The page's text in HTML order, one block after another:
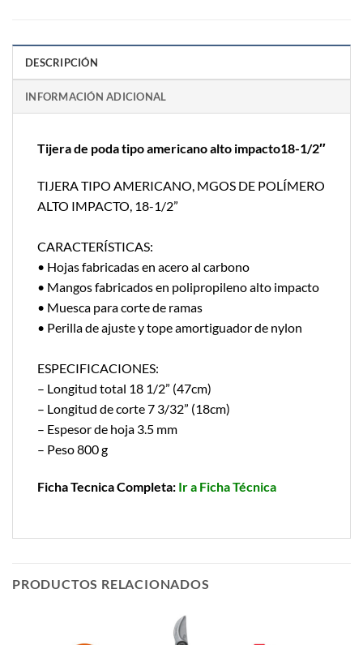
DESCRIPCIÓN
INFORMACIÓN ADICIONAL
Tijera de poda tipo americano alto impacto18-1/2″
TIJERA TIPO AMERICANO, MGOS DE POLÍMERO
ALTO IMPACTO, 18-1/2”
CARACTERÍSTICAS:
• Hojas fabricadas en acero al carbono
• Mangos fabricados en polipropileno alto impacto
• Muesca para corte de ramas
• Perilla de ajuste y tope amortiguador de nylon
ESPECIFICACIONES:
– Longitud total 18 1/2” (47cm)
– Longitud de corte 7 3/32” (18cm)
– Espesor de hoja 3.5 mm
– Peso 800 g
Ficha Tecnica Completa: Ir a Ficha Técnica
PRODUCTOS RELACIONADOS